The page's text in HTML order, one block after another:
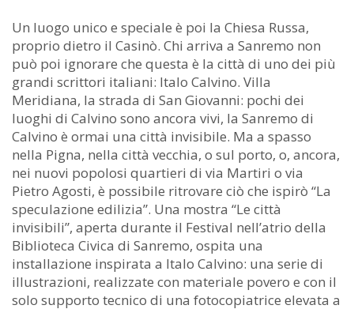
Un luogo unico e speciale è poi la Chiesa Russa,
proprio dietro il Casinò. Chi arriva a Sanremo non
può poi ignorare che questa è la città di uno dei più
grandi scrittori italiani: Italo Calvino. Villa
Meridiana, la strada di San Giovanni: pochi dei
luoghi di Calvino sono ancora vivi, la Sanremo di
Calvino è ormai una città invisibile. Ma a spasso
nella Pigna, nella città vecchia, o sul porto, o, ancora,
nei nuovi popolosi quartieri di via Martiri o via
Pietro Agosti, è possibile ritrovare ciò che ispirò “La
speculazione edilizia”. Una mostra “Le città
invisibili”, aperta durante il Festival nell’atrio della
Biblioteca Civica di Sanremo, ospita una
installazione inspirata a Italo Calvino: una serie di
illustrazioni, realizzate con materiale povero e con il
solo supporto tecnico di una fotocopiatrice elevata a